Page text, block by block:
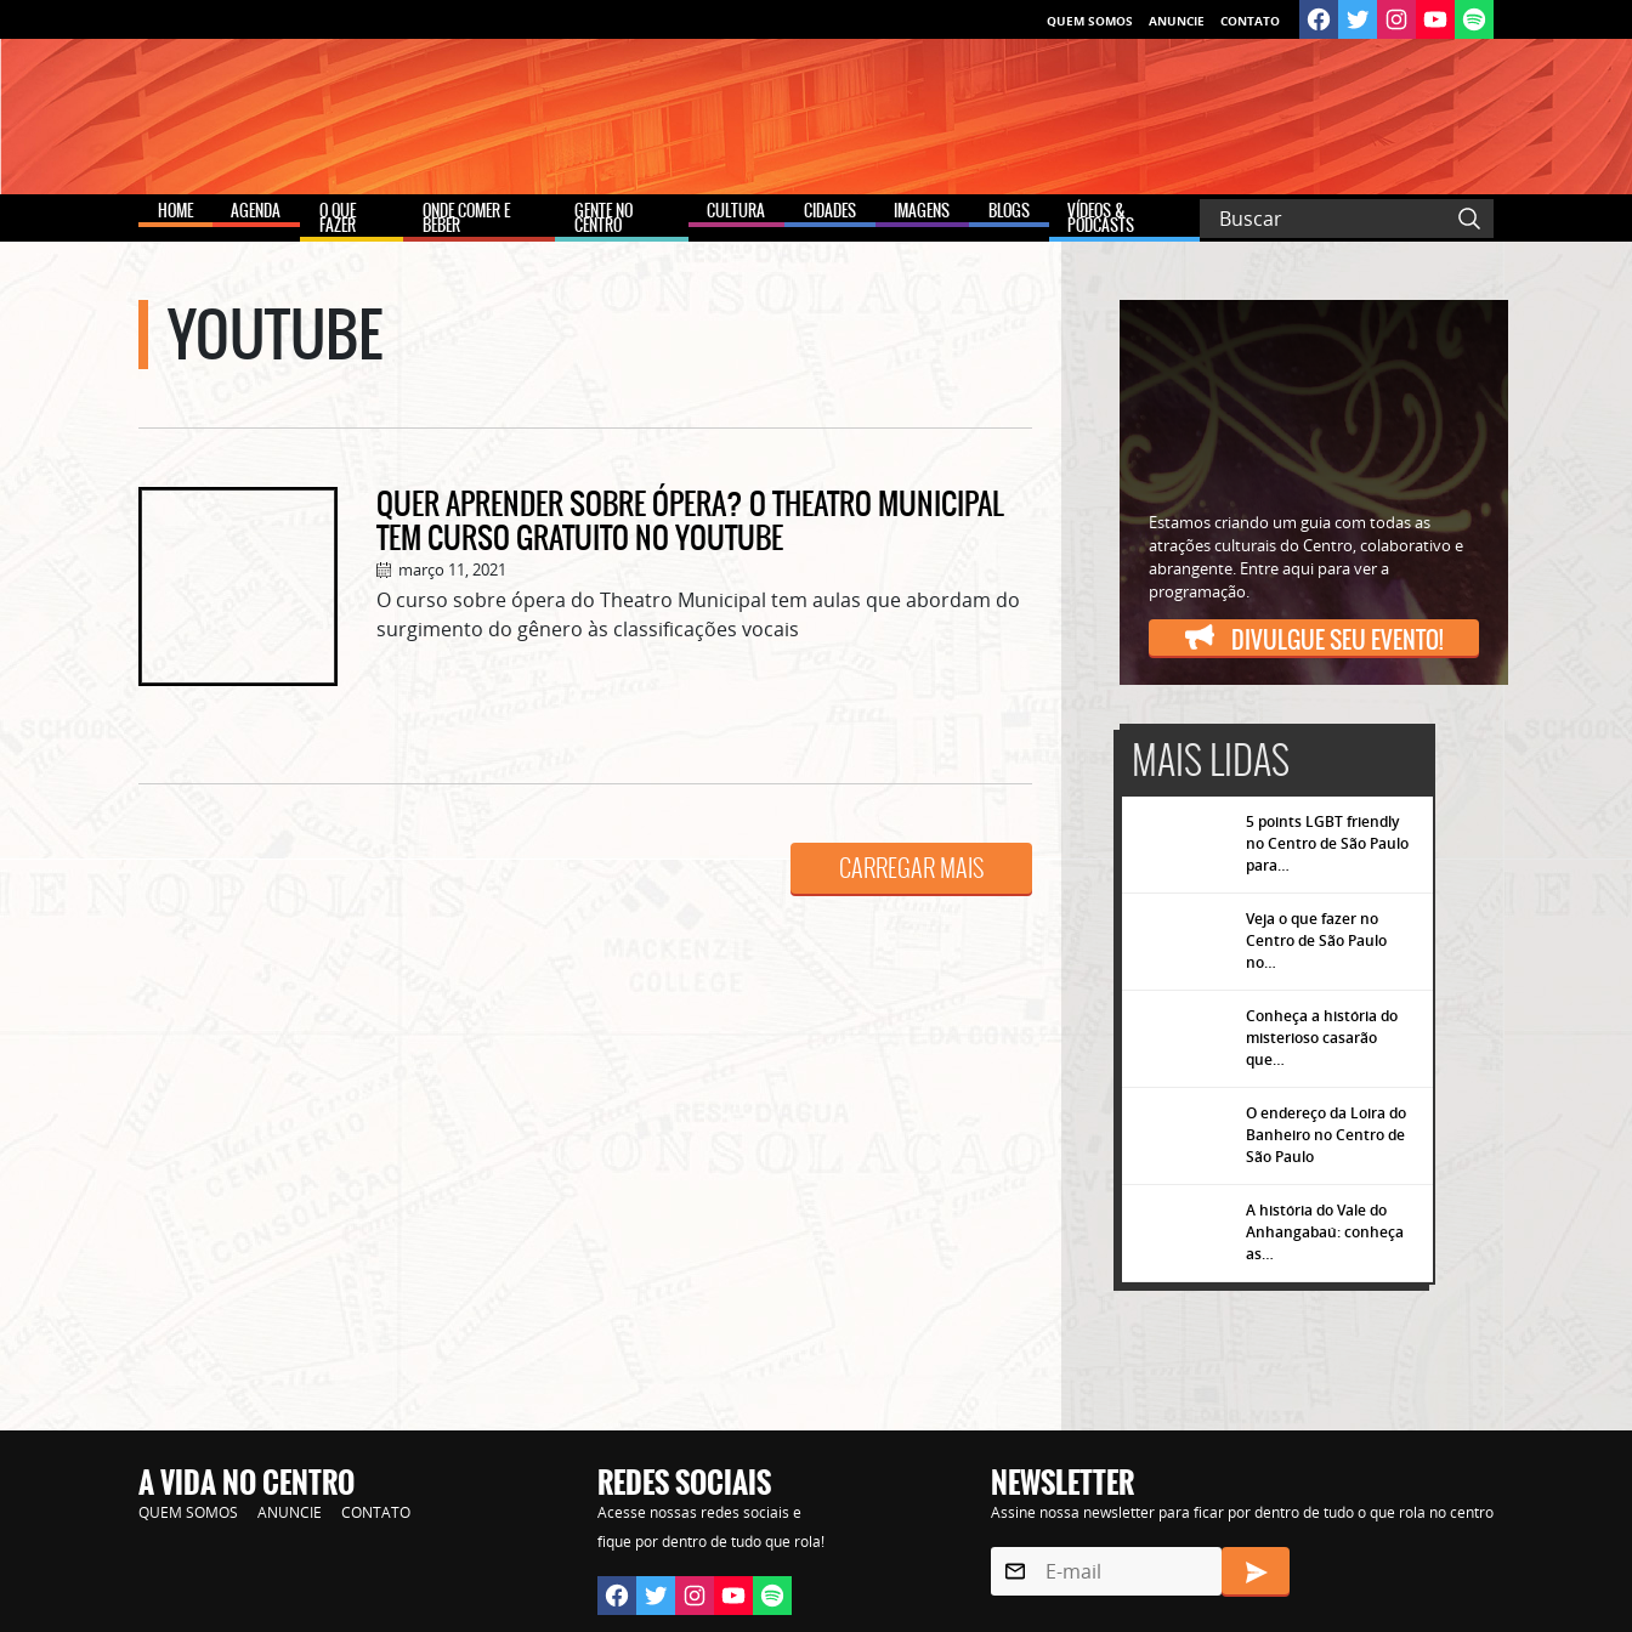
QUEM SOMOS ANUNCIE CONTATO
HOME AGENDA O QUE
FAZER
ONDE COMER E
BEBER
GENTE NO
CENTRO
CULTURA CIDADES IMAGENS BLOGS VÍDEOS &
PODCASTS
YOUTUBE
QUER APRENDER SOBRE ÓPERA? O THEATRO MUNICIPAL
TEM CURSO GRATUITO NO YOUTUBE
março 11, 2021
O curso sobre ópera do Theatro Municipal tem aulas que abordam do
surgimento do gênero às classificações vocais
CARREGAR MAIS
Estamos criando um guia com todas as
atrações culturais do Centro, colaborativo e
abrangente. Entre aqui para ver a
programação.
DIVULGUE SEU EVENTO!
MAIS LIDAS
5 points LGBT friendly
no Centro de São Paulo
para…
Veja o que fazer no
Centro de São Paulo
no…
Conheça a história do
misterioso casarão
que…
O endereço da Loira do
Banheiro no Centro de
São Paulo
A história do Vale do
Anhangabaú: conheça
as…
A VIDA NO CENTRO
QUEM SOMOS ANUNCIE CONTATO
REDES SOCIAIS
Acesse nossas redes sociais e
fique por dentro de tudo que rola!
NEWSLETTER
Assine nossa newsletter para ficar por dentro de tudo o que rola no centro
Clique no botão abaixo para receber notícias sobre o centro de São Paulo no seu
Lorem ipsum dolor sit amet, consectetur adipisicing elit. Autem assumenda labore quia nobis nihil tempora
praesentium distinctio, id, quibusdam est.